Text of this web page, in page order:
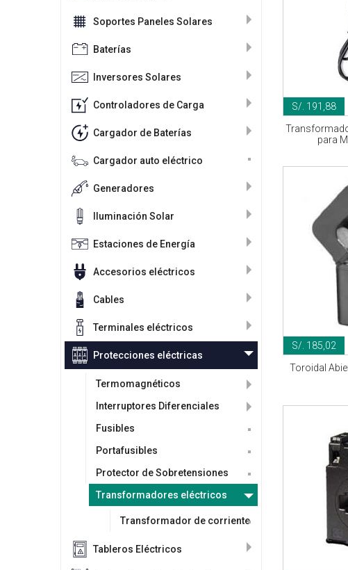
Soportes Paneles Solares
Baterías
Inversores Solares
Controladores de Carga
Cargador de Baterías
Cargador auto eléctrico
Generadores
Iluminación Solar
Estaciones de Energía
Accesorios eléctricos
Cables
Terminales eléctricos
Protecciones eléctricas
Termomagnéticos
Interruptores Diferenciales
Fusibles
Portafusibles
Protector de Sobretensiones
Transformadores eléctricos
Transformador de corriente
Tableros Eléctricos
S/. 191,88
para
S/. 185,02
Toroidal